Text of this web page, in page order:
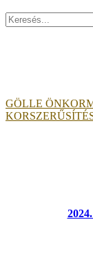
Search
for:
GÖLLE